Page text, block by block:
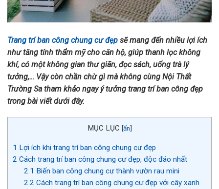
Trang trí ban công chung cư đẹp sẽ mang đến nhiều lợi ích
như tăng tính thẩm mỹ cho căn hộ, giúp thanh lọc không
khí, có một không gian thư giãn, đọc sách, uống trà lý
tưởng,… Vậy còn chần chừ gì mà không cùng Nội Thất
Trường Sa tham khảo ngay ý tưởng trang trí ban công đẹp
trong bài viết dưới đây.
MỤC LỤC [ẩn]
1 Lợi ích khi trang trí ban công chung cư đẹp
2 Cách trang trí ban công chung cư đẹp, độc đáo nhất
2.1 Biến ban công chung cư thành vườn rau mini
2.2 Cách trang trí ban công chung cư đẹp với cây xanh